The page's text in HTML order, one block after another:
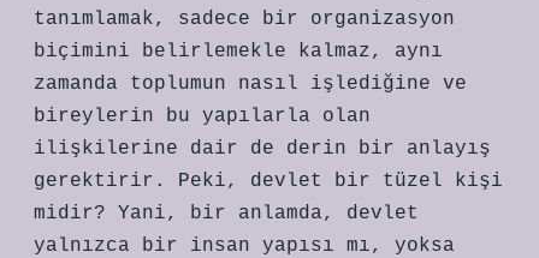
tanımlamak, sadece bir organizasyon
biçimini belirlemekle kalmaz, aynı
zamanda toplumun nasıl işlediğine ve
bireylerin bu yapılarla olan
ilişkilerine dair de derin bir anlayış
gerektirir. Peki, devlet bir tüzel kişi
midir? Yani, bir anlamda, devlet
yalnızca bir insan yapısı mı, yoksa